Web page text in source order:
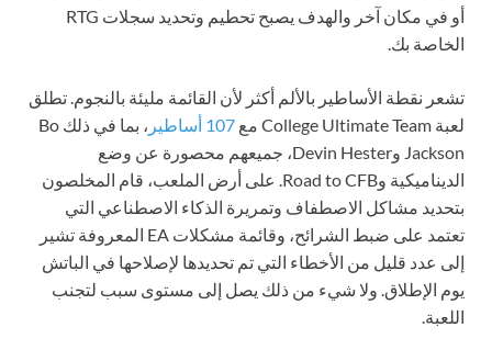
أو في مكان آخر والهدف يصبح تحطيم وتحديد سجلات RTG
الخاصة بك.
تشعر نقطة الأساطير بالألم أكثر لأن القائمة مليئة بالنجوم. تطلق
لعبة College Ultimate Team مع
107 أساطير
، بما في ذلك Bo
Jackson وDevin Hester، جميعهم محصورة عن وضع
الديناميكية وRoad to CFB. على أرض الملعب، قام المخلصون
بتحديد مشاكل الاصطفاف وتمريرة الذكاء الاصطناعي التي
تعتمد على ضبط الشرائح، وقائمة مشكلات EA المعروفة تشير
إلى عدد قليل من الأخطاء التي تم تحديدها لإصلاحها في الباتش
يوم الإطلاق. ولا شيء من ذلك يصل إلى مستوى سبب لتجنب
اللعبة.